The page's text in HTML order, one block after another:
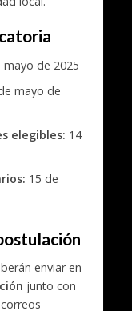
mayo de 2025
mayo de
elegibles: 14
15 de
enviar en
junto con